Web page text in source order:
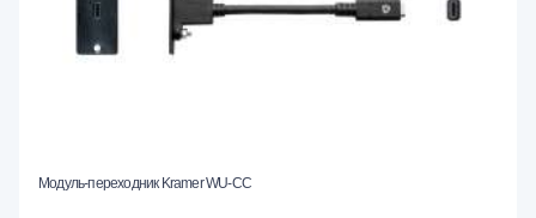
Модуль-переходник Kramer WU-CC